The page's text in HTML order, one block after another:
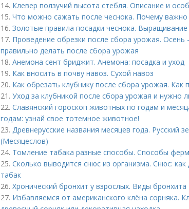
14. Клевер ползучий высота стебля. Описание и
15. Что можно сажать после чеснока. Почему
16. Золотые правила посадки чеснока.
17. Проведение обрезки после сбора урожая.
правильно делать после сбора урожая
18. Анемона сент бриджит. Анемона: посадка и уход
19. Как вносить в почву навоз. Сухой навоз
20. Как обрезать клубнику после сбора урожая. Как
21. Уход за клубникой после сбора урожая и нужно
22. Славянский гороскоп животных по годам и
годам: узнай свое тотемное животное!
23. Древнерусские названия месяцев года. Русский
(Месяцеслов)
24. Томление табака разные способы. Способы
25. Сколько выводится снюс из организма. Снюс:
табак
26. Хронический бронхит у взрослых. Виды бронхита
27. Избавляемся от американского клёна сорняка.